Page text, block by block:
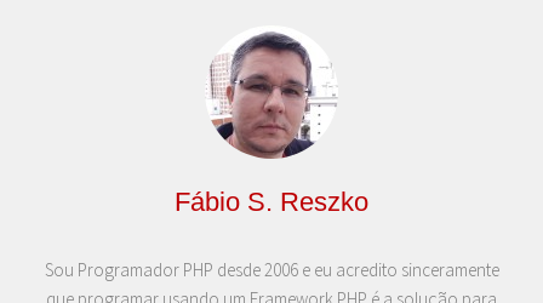
Fábio S. Reszko
Sou Programador PHP desde 2006 e eu acredito sinceramente